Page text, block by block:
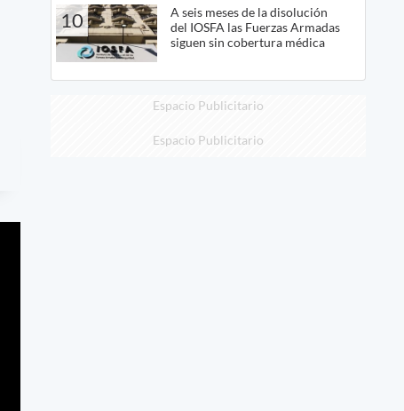
10
A seis meses de la disolución
del IOSFA las Fuerzas Armadas
siguen sin cobertura médica
Espacio Publicitario
Espacio Publicitario